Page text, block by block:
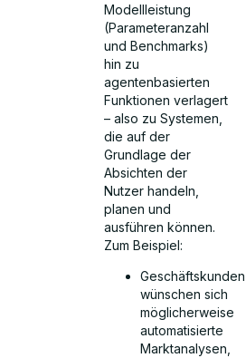
Modellleistung
(Parameteranzahl
und Benchmarks)
hin zu
agentenbasierten
Funktionen verlagert
– also zu Systemen,
die auf der
Grundlage der
Absichten der
Nutzer handeln,
planen und
ausführen können.
Zum Beispiel:
Geschäftskunden
wünschen sich
möglicherweise
automatisierte
Marktanalysen,